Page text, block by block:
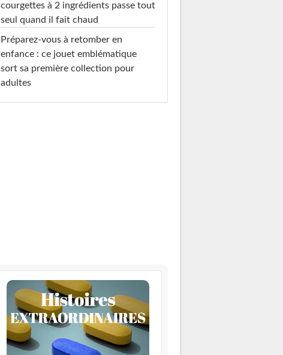
courgettes à 2 ingrédients passe tout
seul quand il fait chaud
Préparez-vous à retomber en
enfance : ce jouet emblématique
sort sa première collection pour
adultes